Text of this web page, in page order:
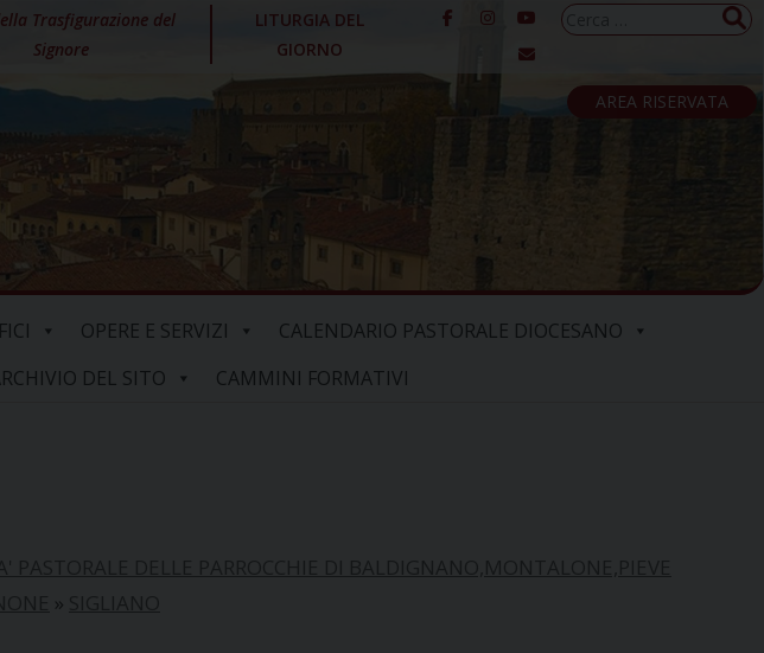
Trasfigurazione del
Signore
LITURGIA DEL
GIORNO
Ricerca
AREA RISERVATA
OPERE E SERVIZI
CALENDARIO PASTORALE DIOCESANO
DEL SITO CAMMINI FORMATIVI
»